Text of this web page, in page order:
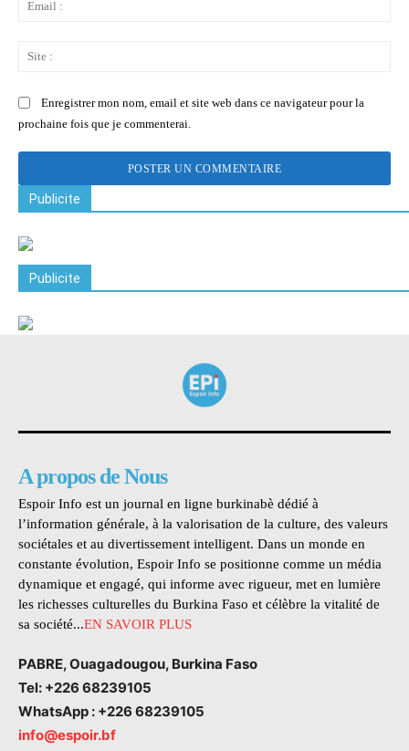
Enregistrer mon nom, email et site web dans ce navigateur pour la
prochaine fois que je commenterai.
Publicite
Publicite
A propos de Nous
Espoir Info est un journal en ligne burkinabè dédié à
l’information générale, à la valorisation de la culture, des valeurs
sociétales et au divertissement intelligent. Dans un monde en
constante évolution, Espoir Info se positionne comme un média
dynamique et engagé, qui informe avec rigueur, met en lumière
les richesses culturelles du Burkina Faso et célèbre la vitalité de
sa société...EN SAVOIR PLUS
PABRE, Ouagadougou, Burkina Faso
Tel: +226 68239105
WhatsApp : +226 68239105
info@espoir.bf